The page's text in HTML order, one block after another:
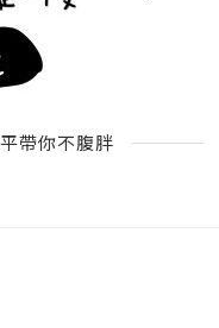
帶你不腹胖